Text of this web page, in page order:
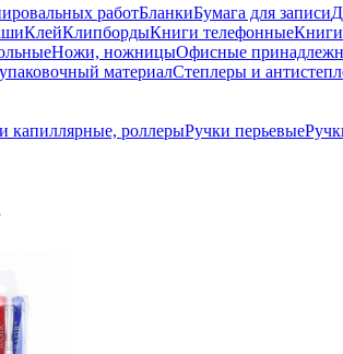
работБланкиБумага для записи
КлейКлипбордыКниги телефонные
Ножи, ножницыОфисные
материалСтеплеры и
капиллярные, роллерыРучки перьевые